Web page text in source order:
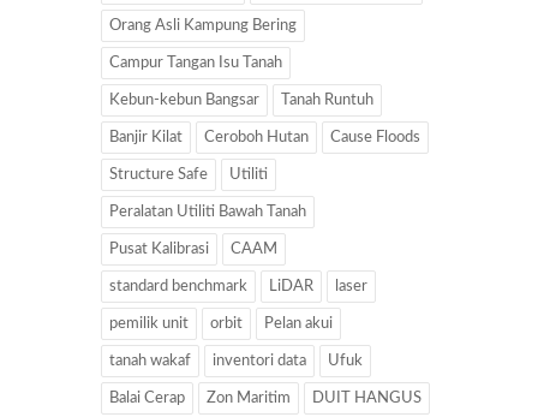
Orang Asli Kampung Bering
Campur Tangan Isu Tanah
Kebun-kebun Bangsar Tanah Runtuh
Banjir Kilat Ceroboh Hutan Cause Floods
Structure Safe Utiliti
Peralatan Utiliti Bawah Tanah
Pusat Kalibrasi CAAM
standard benchmark LiDAR laser
pemilik unit orbit Pelan akui
tanah wakaf inventori data Ufuk
Balai Cerap Zon Maritim DUIT HANGUS